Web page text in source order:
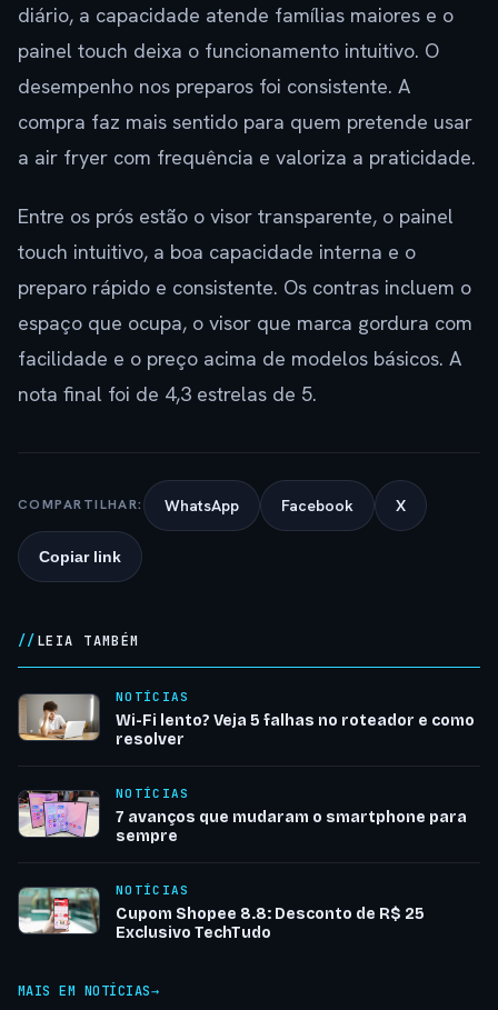
diário, a capacidade atende famílias maiores e o
painel touch deixa o funcionamento intuitivo. O
desempenho nos preparos foi consistente. A
compra faz mais sentido para quem pretende usar
a air fryer com frequência e valoriza a praticidade.
Entre os prós estão o visor transparente, o painel
touch intuitivo, a boa capacidade interna e o
preparo rápido e consistente. Os contras incluem o
espaço que ocupa, o visor que marca gordura com
facilidade e o preço acima de modelos básicos. A
nota final foi de 4,3 estrelas de 5.
COMPARTILHAR: WhatsApp Facebook X
Copiar link
LEIA TAMBÉM
NOTÍCIAS
Wi-Fi lento? Veja 5 falhas no roteador e como
resolver
NOTÍCIAS
7 avanços que mudaram o smartphone para
sempre
NOTÍCIAS
Cupom Shopee 8.8: Desconto de R$ 25
Exclusivo TechTudo
MAIS EM NOTÍCIAS